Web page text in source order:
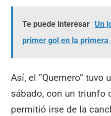
Te puede interesar Un
primer gol en la
Así, el “Quemero” tuvo
sábado, con un triunfo
permitió irse de la